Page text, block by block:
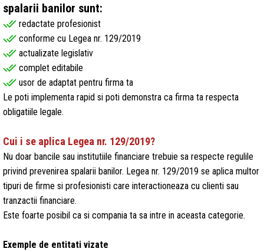
spalarii banilor sunt:
done_all redactate profesionist
done_all conforme cu Legea nr. 129/2019
done_all actualizate legislativ
done_all complet editabile
done_all usor de adaptat pentru firma ta
Le poti implementa rapid si poti demonstra ca firma ta respecta
obligatiile legale.
Cui i se aplica Legea nr. 129/2019?
Nu doar bancile sau institutiile financiare trebuie sa respecte regulile
privind prevenirea spalarii banilor. Legea nr. 129/2019 se aplica multor
tipuri de firme si profesionisti care interactioneaza cu clienti sau
tranzactii financiare.
Este foarte posibil ca si compania ta sa intre in aceasta categorie.
Exemple de entitati vizate